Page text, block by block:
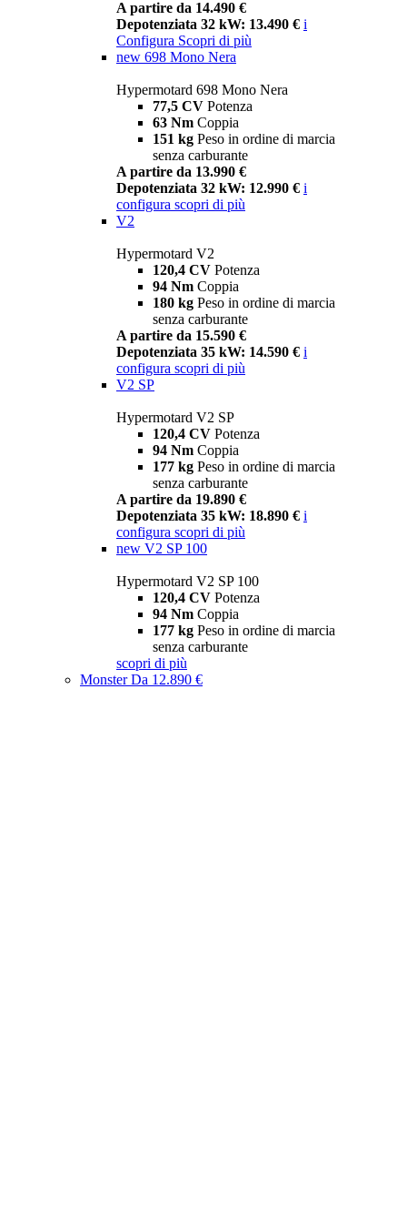
A partire da 14.490 €
Depotenziata 32 kW: 13.490 € i
Configura Scopri di più
new 698 Mono Nera
Hypermotard 698 Mono Nera
77,5 CV Potenza
63 Nm Coppia
151 kg Peso in ordine di marcia
senza carburante
A partire da 13.990 €
Depotenziata 32 kW: 12.990 € i
configura scopri di più
V2
Hypermotard V2
120,4 CV Potenza
94 Nm Coppia
180 kg Peso in ordine di marcia
senza carburante
A partire da 15.590 €
Depotenziata 35 kW: 14.590 € i
configura scopri di più
V2 SP
Hypermotard V2 SP
120,4 CV Potenza
94 Nm Coppia
177 kg Peso in ordine di marcia
senza carburante
A partire da 19.890 €
Depotenziata 35 kW: 18.890 € i
configura scopri di più
new V2 SP 100
Hypermotard V2 SP 100
120,4 CV Potenza
94 Nm Coppia
177 kg Peso in ordine di marcia
senza carburante
scopri di più
MonsterDa 12.890 €